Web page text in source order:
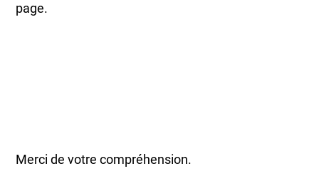
page.
Merci de votre compréhension.